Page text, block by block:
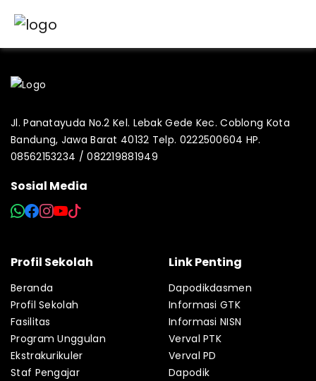
Jl. Panatayuda No.2 Kel. Lebak Gede Kec. Coblong Kota
Bandung, Jawa Barat 40132 Telp. 0222500604 HP.
08562153234 / 082219881949
Sosial Media
Profil Sekolah
Beranda
Profil Sekolah
Fasilitas
Program Unggulan
Ekstrakurikuler
Staf Pengajar
Link Penting
Dapodikdasmen
Informasi GTK
Informasi NISN
Verval PTK
Verval PD
Dapodik